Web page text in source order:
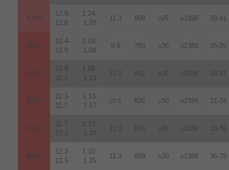
40UH
12.5-
12.8
1.24-
1.28
11.3 899 ≥25 ≥1990 38-41
28EH
10.4-
10.9
1.04-
1.09
9.8 780 ≥30 ≥2388 26-29
30EH
10.8-
11.3
1.08-
1.13
10.2 812 ≥30 ≥2388 28-31
33EH
11.3-
11.7
1.13-
1.17
10.5 836 ≥30 ≥2388 31-34
35EH
11.7-
12.2
1.17-
1.20
11.0 876 ≥30 ≥2388 33-36
38EH
12.2-
12.5
1.10-
1.25
11.3 899 ≥30 ≥2388 36-39